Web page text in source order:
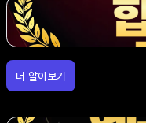
더 알아보기